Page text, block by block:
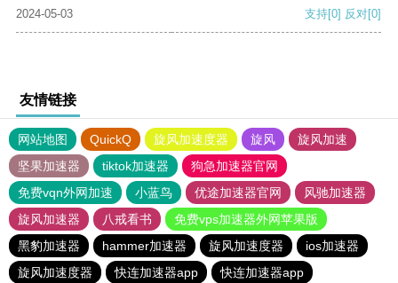
2024-05-03
支持[0] 反对[0]
友情链接
网站地图 QuickQ 旋风加速度器 旋风
旋风加速
坚果加速器
tiktok加速器
狗急加速器官网
免费vqn外网加速
小蓝鸟 优途加速器官网
风驰加速器
旋风加速器
八戒看书
免费vps加速器外网苹果版
黑豹加速器
hammer加速器 旋风加速度器
ios加速器
旋风加速度器
快连加速器app 快连加速器app